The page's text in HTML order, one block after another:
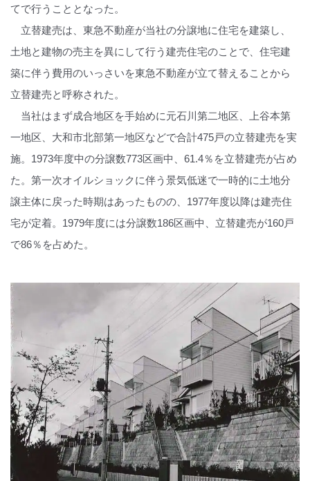
てで行うこととなった。
立替建売は、東急不動産が当社の分譲地に住宅を建築し、
土地と建物の売主を異にして行う建売住宅のことで、住宅建
築に伴う費用のいっさいを東急不動産が立て替えることから
立替建売と呼称された。
当社はまず成合地区を手始めに元石川第二地区、上谷本第
一地区、大和市北部第一地区などで合計475戸の立替建売を実
施。1973年度中の分譲数773区画中、61.4％を立替建売が占め
た。第一次オイルショックに伴う景気低迷で一時的に土地分
譲主体に戻った時期はあったものの、1977年度以降は建売住
宅が定着。1979年度には分譲数186区画中、立替建売が160戸
で86％を占めた。